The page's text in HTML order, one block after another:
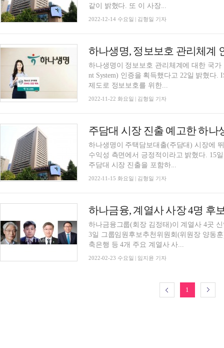
같이 밝혔다. 또 이 사장...
2022-12-14 수요일 | 김형일 기자
하나생명, 정보보호 관리체계
하나생명이 정보보호 관리체계에 대한 국가
nt System) 인증을 획득했다고 22일 밝혔다. ISMS는 국내 최고 권위의 정보보호 관리체계 인증
제도로 정보보호를 위한...
2022-11-22 화요일 | 김형일 기자
주담대 시장 진출 예고한 하
하나생명이 주택담보대출(주담대) 시장에
수익성 측면에서 긍정적이라고 밝혔다. 15일 보험업계에 따르면 하나생명은 내년 사업계획에
주담대 시장 진출을 포함하...
2022-11-15 화요일 | 김형일 기자
하나금융그룹(회장 김정태)이 계열사 4곳
3일 그룹임원후보추천위원회(위원장 양동
축은행 등 4개 주요 계열사 사...
2022-02-23 수요일 | 임지윤 기자
1